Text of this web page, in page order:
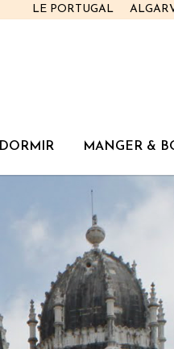
LE PORTUGAL
DORMIR MANGER &